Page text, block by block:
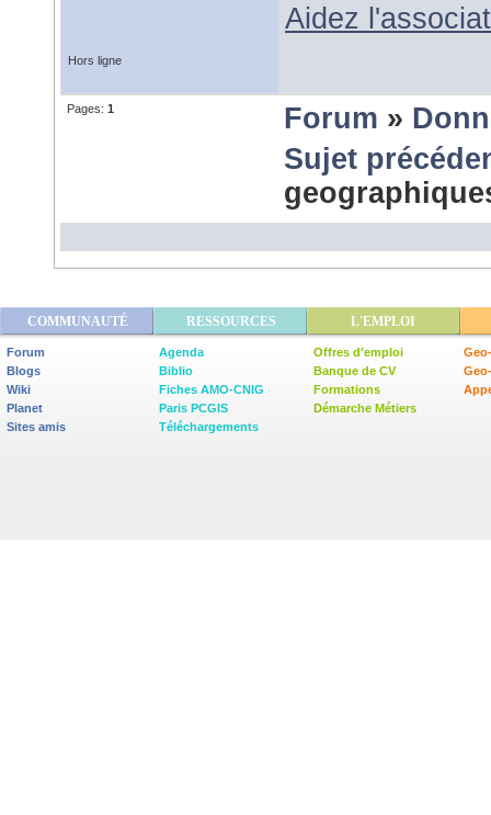
Aidez
Hors ligne
Pages: 1 Forum »
Sujet
COMMUNAUTÉ RESSOURCES L'EMPLOI
Forum
Blogs
Wiki
Planet
Sites amis
Agenda
Biblio
Fiches AMO-CNIG
Paris PCGIS
Téléchargements
Offres d'emploi
Banque de CV
Formations
Démarche Métiers